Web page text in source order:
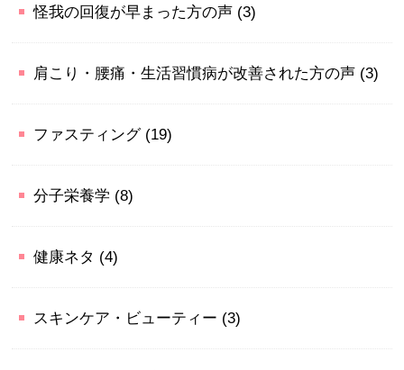
怪我の回復が早まった方の声 (3)
肩こり・腰痛・生活習慣病が改善された方の声 (3)
ファスティング(19)
分子栄養学 (8)
健康ネタ (4)
スキンケア・ビューティー (3)